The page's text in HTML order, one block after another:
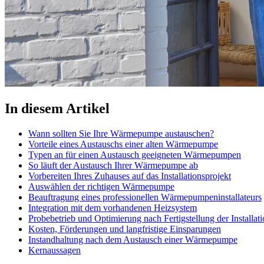
In diesem Artikel
Wann sollten Sie Ihre Wärmepumpe austauschen?
Vorteile eines Austauschs einer alten Wärmepumpe
Typen an für einen Austausch geeigneten Wärmepumpen
So läuft der Austausch Ihrer Wärmepumpe ab
Vorbereiten Ihres Zuhauses auf das Installationsprojekt
Auswählen der richtigen Wärmepumpe
Beauftragung eines professionellen Wärmepumpeninstallateurs
Integration mit dem vorhandenen Heizsystem
Probebetrieb und Optimierung nach Fertigstellung der
Kosten, Förderungen und langfristige Einsparungen
Instandhaltung nach dem Austausch einer Wärmepumpe
Kernaussagen